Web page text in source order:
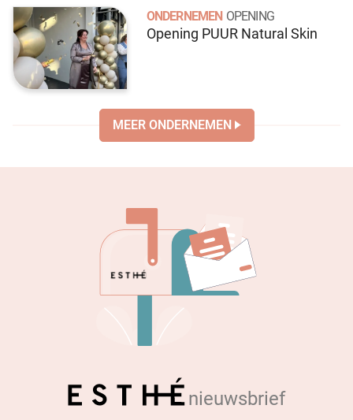
ONDERNEMEN OPENING
Opening PUUR Natural Skin
MEER ONDERNEMEN
nieuwsbrief